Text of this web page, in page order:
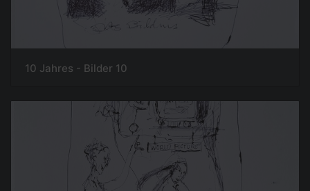
10 Jahres - Bilder 10